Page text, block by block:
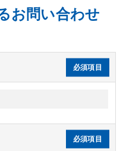
お問い合わせ